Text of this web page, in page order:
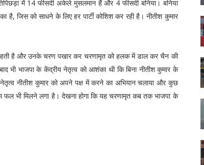
में 14 फीसदी अकेले मुसलमान हैं और 4 फीसदी बनिया। बनिया
जिस को साधने के लिए हर पार्टी कोशिश कर रही है। नीतीश कुमार
है और उनके चरण पखार कर चरणामृत को हलक में डाल कर चैन की
भी भाजपा के केंद्रीय नेतृत्‍व को आशंका थी कि बिना नीतीश कुमार के
नीतीश कुमार को अपने पक्ष में करने का अभियान चलाया और कुछ
फल भी मिलने लगा है। देखना होगा कि यह चरणामृत कब तक भाजपा के